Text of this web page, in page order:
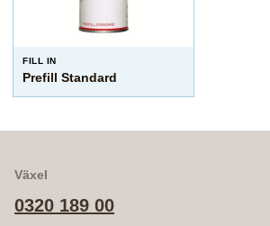
FILL IN
Prefill Standard
Växel
0320 189 00